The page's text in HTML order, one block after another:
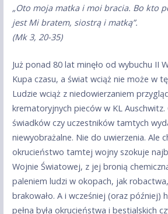
„Oto moja matka i moi bracia. Bo kto
jest Mi bratem, siostrą i matką”.
(Mk 3, 20-35)
Już ponad 80 lat minęło od wybuchu II
Kupa czasu, a świat wciąż nie może w
Ludzie wciąż z niedowierzaniem
krematoryjnych pieców w KL Auschwitz.
świadków czy uczestników tamtych
niewyobrażalne. Nie do uwierzenia. Ale
okrucieństwo tamtej wojny szokuje
Wojnie Światowej, z jej bronią
paleniem ludzi w okopach, jak
brakowało. A i wcześniej (oraz później)
pełna była okrucieństwa i bestialskich